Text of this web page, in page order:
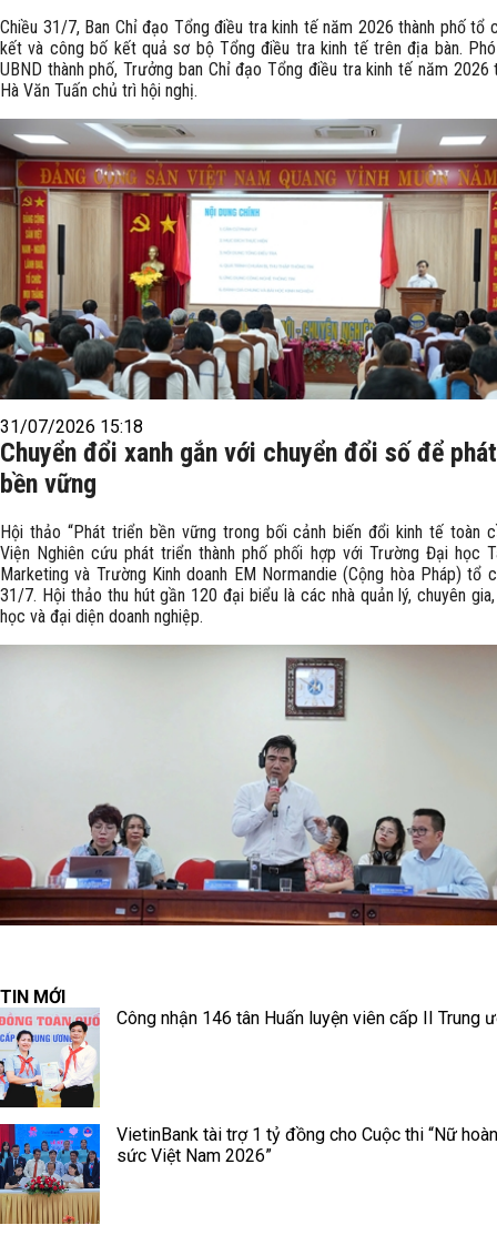
Chiều 31/7, Ban Chỉ đạo Tổng điều tra kinh tế năm 2026 thành phố tổ
kết và công bố kết quả sơ bộ Tổng điều tra kinh tế trên địa bàn.
UBND thành phố, Trưởng ban Chỉ đạo Tổng điều tra kinh tế năm 2026
Hà Văn Tuấn chủ trì hội nghị.
31/07/2026 15:18
Chuyển đổi xanh gắn với chuyển đổi số để
bền vững
Hội thảo “Phát triển bền vững trong bối cảnh biến đổi kinh tế toàn
Viện Nghiên cứu phát triển thành phố phối hợp với Trường Đại học
Marketing và Trường Kinh doanh EM Normandie (Cộng hòa Pháp) tổ
31/7. Hội thảo thu hút gần 120 đại biểu là các nhà quản lý, chuyên gia,
học và đại diện doanh nghiệp.
TIN MỚI
Công nhận 146 tân Huấn luyện viên cấp II Trung
VietinBank tài trợ 1 tỷ đồng cho Cuộc thi “Nữ
sức Việt Nam 2026”